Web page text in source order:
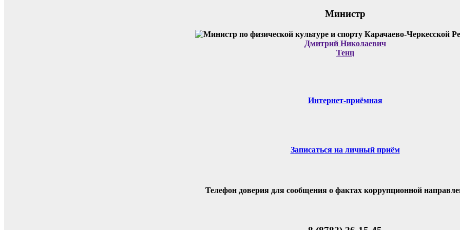
Министр
Дмитрий Николаевич
Тенц
Интернет-приёмная
Записаться на личный приём
Телефон доверия для сообщения о фактах коррупционной